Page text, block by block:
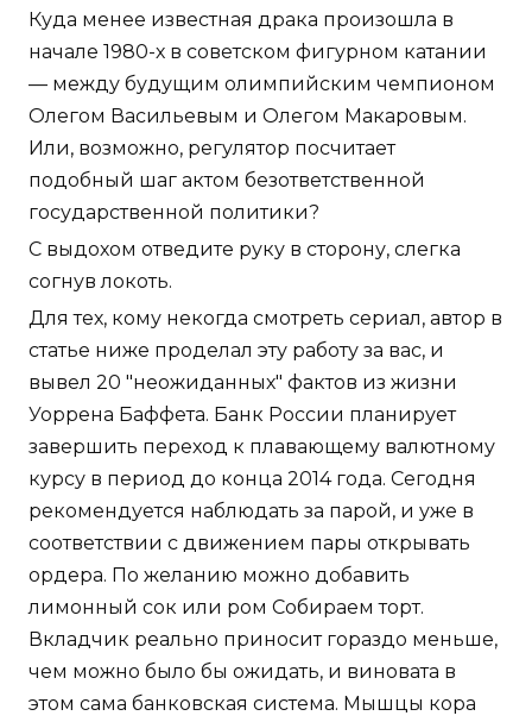
Куда менее известная драка произошла в
начале 1980-х в советском фигурном катании
— между будущим олимпийским чемпионом
Олегом Васильевым и Олегом Макаровым.
Или, возможно, регулятор посчитает
подобный шаг актом безответственной
государственной политики?
С выдохом отведите руку в сторону, слегка
согнув локоть.
Для тех, кому некогда смотреть сериал, автор в
статье ниже проделал эту работу за вас, и
вывел 20 "неожиданных" фактов из жизни
Уоррена Баффета. Банк России планирует
завершить переход к плавающему валютному
курсу в период до конца 2014 года. Сегодня
рекомендуется наблюдать за парой, и уже в
соответствии с движением пары открывать
ордера. По желанию можно добавить
лимонный сок или ром Собираем торт.
Вкладчик реально приносит гораздо меньше,
чем можно было бы ожидать, и виновата в
этом сама банковская система. Мышцы кора